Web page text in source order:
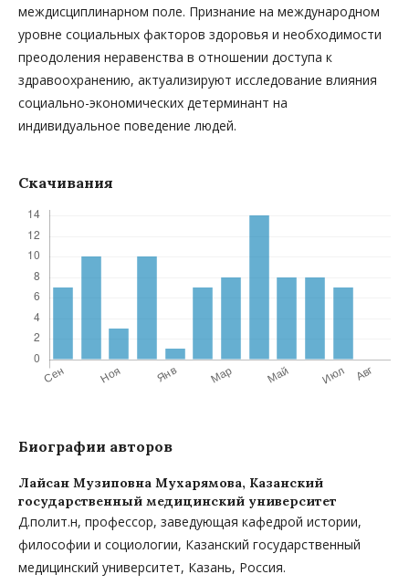
междисциплинарном поле. Признание на международном
уровне социальных факторов здоровья и необходимости
преодоления неравенства в отношении доступа к
здравоохранению, актуализируют исследование влияния
социально-экономических детерминант на
индивидуальное поведение людей.
Скачивания
Биографии авторов
Лайсан Музиповна Мухарямова, Казанский
государственный медицинский университет
Д.полит.н, профессор, заведующая кафедрой истории,
философии и социологии, Казанский государственный
медицинский университет, Казань, Россия.